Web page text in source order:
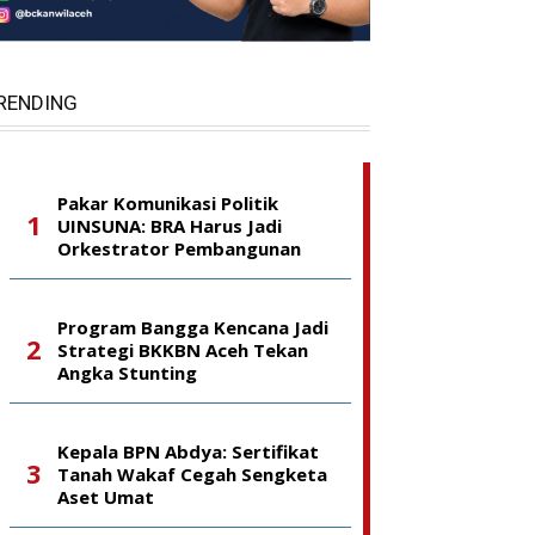
Pakar Komunikasi Politik
UINSUNA: BRA Harus Jadi
Orkestrator Pembangunan
Program Bangga Kencana Jadi
Strategi BKKBN Aceh Tekan
Angka Stunting
Kepala BPN Abdya: Sertifikat
Tanah Wakaf Cegah Sengketa
Aset Umat